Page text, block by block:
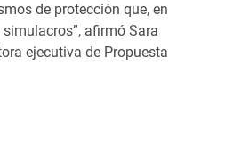
de protección que, en
afirmó Sara
ejecutiva de Propuesta